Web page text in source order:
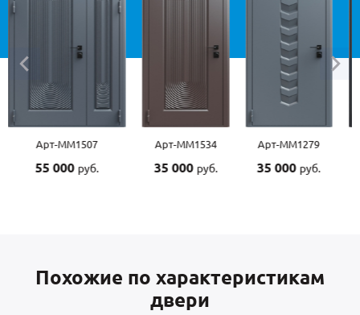
Арт-ММ1507
55 000 руб.
Арт-ММ1534
35 000 руб.
Арт-ММ1279
35 000 руб.
Похожие по характеристикам
двери